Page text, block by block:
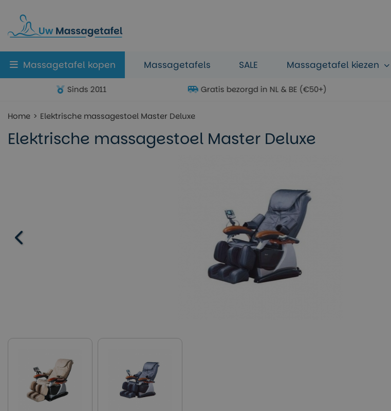
Massagetafel kopen Massagetafels SALE Massagetafel kiezen
Sinds 2011 Gratis bezorgd in NL & BE (€50+)
Home Elektrische massagestoel Master Deluxe
Elektrische massagestoel Master Deluxe